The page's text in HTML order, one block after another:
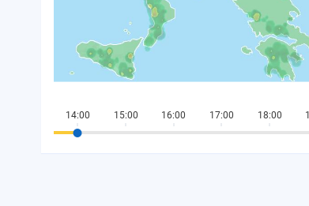
14:00 15:00 16:00 17:00 18:00